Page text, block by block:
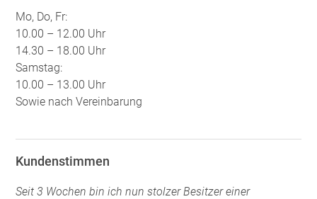
Mo, Do, Fr:
10.00 – 12.00 Uhr
14.30 – 18.00 Uhr
Samstag:
10.00 – 13.00 Uhr
Sowie nach Vereinbarung
Kundenstimmen
Seit 3 Wochen bin ich nun stolzer Besitzer einer